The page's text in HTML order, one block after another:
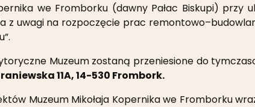
we Fromborku (dawny Pałac Biskupi) przy
z uwagi na rozpoczęcie prac
Muzeum zostaną przeniesione do
11A, 14-530 Frombork.
Muzeum Mikołaja Kopernika we Fromborku